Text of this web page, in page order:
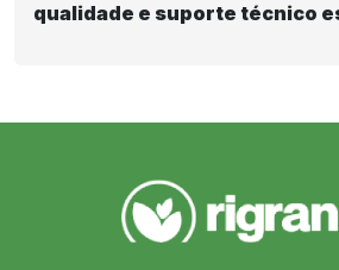
qualidade e suporte técnico